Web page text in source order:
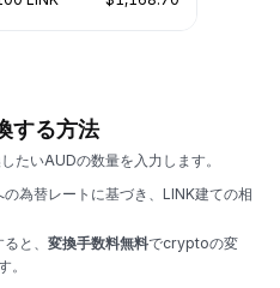
する方法
たいAUDの数量を入力します。
為替レートに基づき、LINK建ての相
と、 変換手数料無料でcryptoの変
。